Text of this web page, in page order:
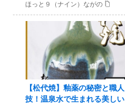
ほっと９（ナイン）ながの
【松代焼】釉薬の秘密と職人
技！温泉水で生まれる美しい